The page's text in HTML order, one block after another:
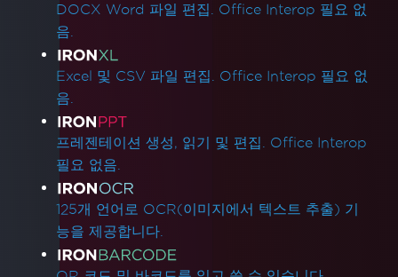
DOCX Word 파일 편집. Office Interop 필요 없
음.
Excel 및 CSV 파일 편집. Office Interop 필요 없
음.
프레젠테이션 생성, 읽기 및 편집. Office Interop
필요 없음.
125개 언어로 OCR(이미지에서 텍스트 추출) 기
능을 제공합니다.